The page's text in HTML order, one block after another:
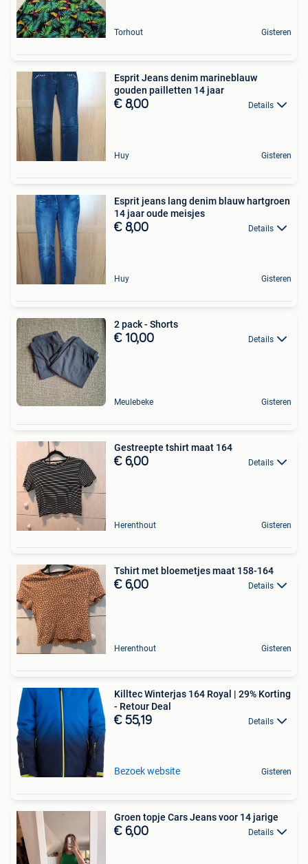
Torhout Gisteren
Esprit Jeans denim marineblauw
gouden pailletten 14 jaar
€ 8,00 Details
Huy Gisteren
Esprit jeans lang denim blauw hartgroen
14 jaar oude meisjes
€ 8,00 Details
Huy Gisteren
2 pack - Shorts
€ 10,00 Details
Meulebeke Gisteren
Gestreepte tshirt maat 164
€ 6,00 Details
Herenthout Gisteren
Tshirt met bloemetjes maat 158-164
€ 6,00 Details
Herenthout Gisteren
Killtec Winterjas 164 Royal | 29% Korting
- Retour Deal
€ 55,19 Details
Bezoek website Gisteren
Groen topje Cars Jeans voor 14 jarige
€ 6,00 Details